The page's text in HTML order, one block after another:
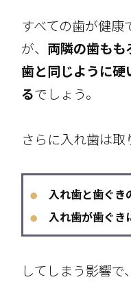
すべての歯が健
が、 両隣の歯もも
歯と同じように
るでしょう。
さらに入れ歯は取
● 入れ歯と歯ぐき
● 入れ歯が歯ぐき
してしまう影響